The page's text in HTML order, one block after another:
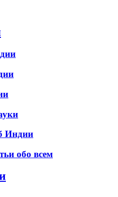
Индии
обо всем